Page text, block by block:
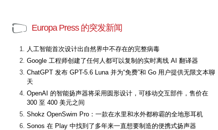
Europa Press 的突发新闻
人工智能首次设计出自然界中不存在的完整病毒
Google 工程师创建了任何人都可以复制的实时离线 AI 翻译器
ChatGPT 发布 GPT-5.6 Luna 并为“免费”和 Go 用户提供无限文本聊
天
OpenAI 的智能扬声器将采用圆形设计，可移动交互部件，售价在
300 至 400 美元之间
Shokz OpenSwim Pro：一款在水里和水外都称霸的全地形耳机
Sonos 在 Play 中找到了多年来一直想要制造的便携式扬声器